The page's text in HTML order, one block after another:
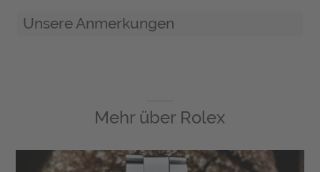
Unsere Anmerkungen
Mehr über Rolex